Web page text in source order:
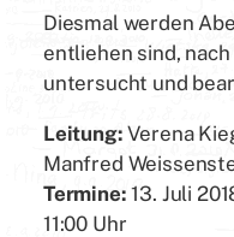
Diesmal werden
entliehen sind,
untersucht und
Leitung: Verena
Manfred
Termine: 13. Juli
11:00 Uhr